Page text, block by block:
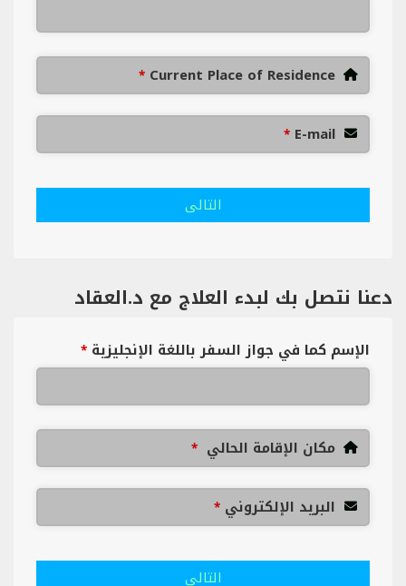
Current Place of Residence
*
E-mail
*
التالى
دعنا نتصل بك لبدء العلاج مع د.العقاد
الإسم كما في جواز السفر باللغة الإنجليزية *
مكان الإقامة الحالي *
البريد الإلكتروني *
التالى